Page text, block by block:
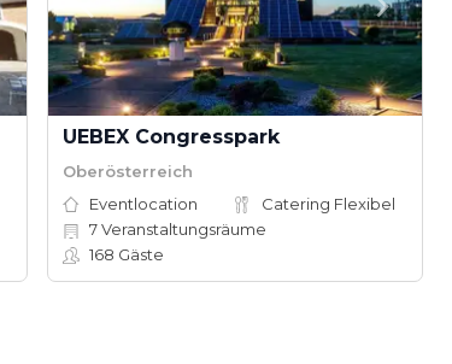
UEBEX Congresspark
Oberösterreich
Eventlocation
Catering Flexibel
7Veranstaltungsräume
168 Gäste